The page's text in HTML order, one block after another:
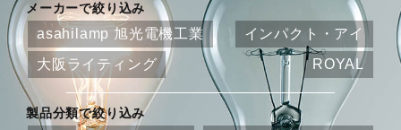
メーカーで絞り込み
asahilamp 旭光電機工業
インパクト・アイ
大阪ライティング
ROYAL
製品分類で絞り込み